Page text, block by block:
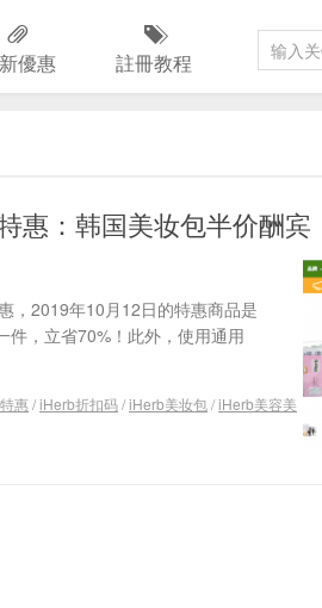
優惠 註冊教程
惠：韩国美妆包半价酬宾
，2019年10月12日的特惠商品是
件，立省70%！此外，使用通用
惠/iHerb折扣码/iHerb美妆包/iHerb美容美